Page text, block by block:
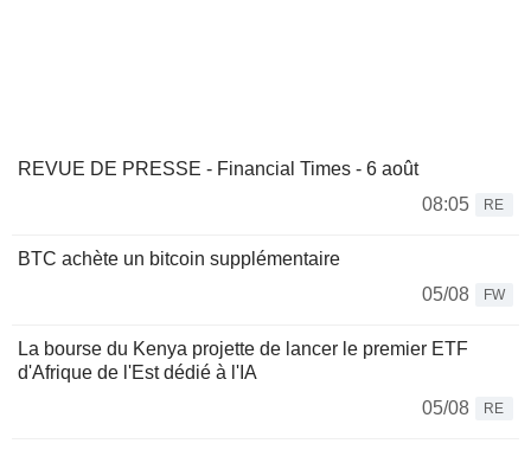
REVUE DE PRESSE - Financial Times - 6 août
08:05
RE
BTC achète un bitcoin supplémentaire
05/08
FW
La bourse du Kenya projette de lancer le premier ETF
d'Afrique de l'Est dédié à l'IA
05/08
RE